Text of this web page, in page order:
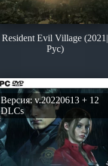
Resident Evil Village (2021|
Рус)
Версия: v.20220613 + 12
DLCs